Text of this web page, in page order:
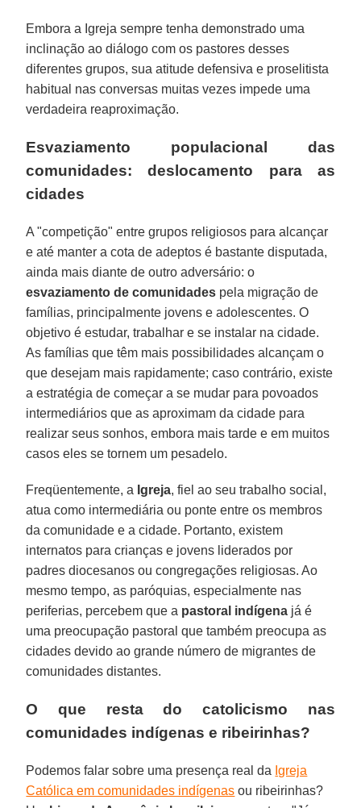
Embora a Igreja sempre tenha demonstrado uma
inclinação ao diálogo com os pastores desses
diferentes grupos, sua atitude defensiva e proselitista
habitual nas conversas muitas vezes impede uma
verdadeira reaproximação.
Esvaziamento populacional das
comunidades: deslocamento para as
cidades
A "competição" entre grupos religiosos para alcançar
e até manter a cota de adeptos é bastante disputada,
ainda mais diante de outro adversário: o
esvaziamento de comunidades pela migração de
famílias, principalmente jovens e adolescentes. O
objetivo é estudar, trabalhar e se instalar na cidade.
As famílias que têm mais possibilidades alcançam o
que desejam mais rapidamente; caso contrário, existe
a estratégia de começar a se mudar para povoados
intermediários que as aproximam da cidade para
realizar seus sonhos, embora mais tarde e em muitos
casos eles se tornem um pesadelo.
Freqüentemente, a Igreja, fiel ao seu trabalho social,
atua como intermediária ou ponte entre os membros
da comunidade e a cidade. Portanto, existem
internatos para crianças e jovens liderados por
padres diocesanos ou congregações religiosas. Ao
mesmo tempo, as paróquias, especialmente nas
periferias, percebem que a pastoral indígena já é
uma preocupação pastoral que também preocupa as
cidades devido ao grande número de migrantes de
comunidades distantes.
O que resta do catolicismo nas
comunidades indígenas e ribeirinhas?
Podemos falar sobre uma presença real da Igreja
Católica em comunidades indígenas ou ribeirinhas?